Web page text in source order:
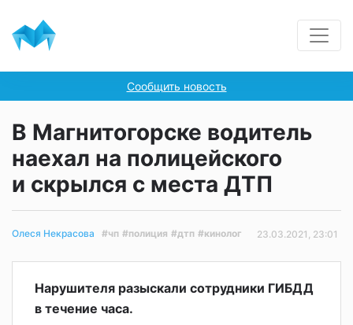
Сообщить новость
В Магнитогорске водитель
наехал на полицейского
и скрылся с места ДТП
Олеся Некрасова #чп #полиция #дтп #кинолог 23.03.2021, 23:01
Нарушителя разыскали сотрудники ГИБДД
в течение часа.